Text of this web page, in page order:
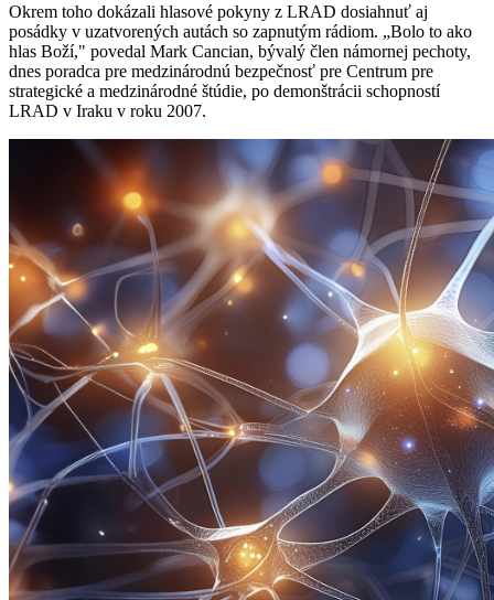
Okrem toho dokázali hlasové pokyny z LRAD dosiahnuť aj
posádky v uzatvorených autách so zapnutým rádiom. „Bolo to ako
hlas Boží," povedal Mark Cancian, bývalý člen námornej pechoty,
dnes poradca pre medzinárodnú bezpečnosť pre Centrum pre
strategické a medzinárodné štúdie, po demonštrácii schopností
LRAD v Iraku v roku 2007.